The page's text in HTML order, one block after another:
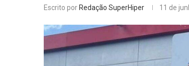
Escrito por Redação SuperHiper 11 de